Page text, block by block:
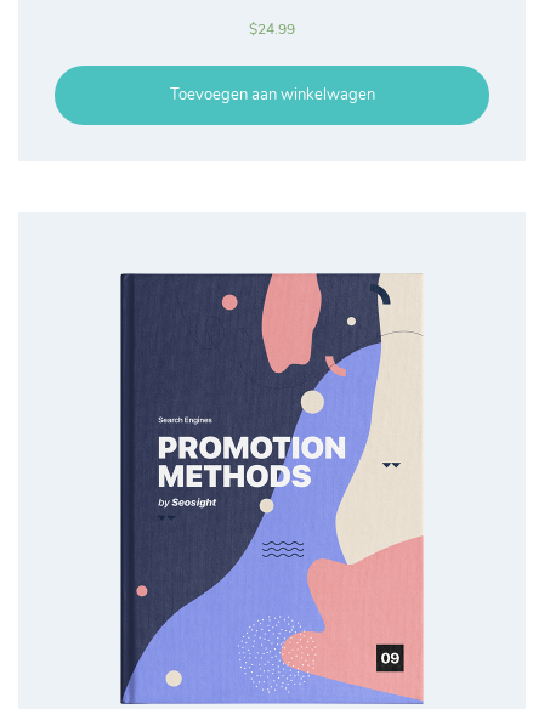
$24.99
Toevoegen aan winkelwagen